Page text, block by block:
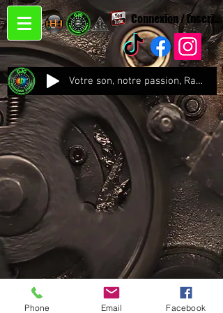
Connexion /
Votre son, notre passion, Radio CJC Recording Studio , là où chaque note prend vie !
Phone Email Facebook